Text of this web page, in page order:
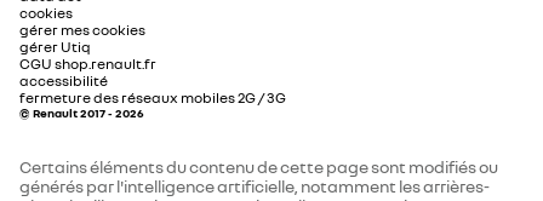
cookies
gérer mes cookies
gérer Utiq
CGU shop.renault.fr
accessibilité
fermeture des réseaux mobiles 2G / 3G
© Renault 2017 - 2026
Certains éléments du contenu de cette page sont modifiés ou
générés par l'intelligence artificielle, notamment les arrières-